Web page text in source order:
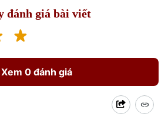
đánh giá bài viết
Xem 0 đánh giá